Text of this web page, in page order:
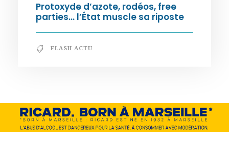
Protoxyde d’azote, rodéos, free
parties… l’État muscle sa riposte
FLASH ACTU